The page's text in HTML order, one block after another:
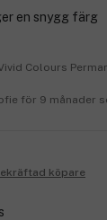
en snygg färg
Colours
för 9 månader
köpare